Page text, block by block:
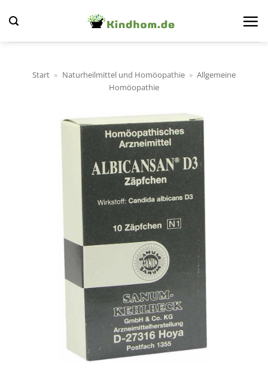
Inhalt
springen
Start » Naturheilmittel und Homöopathie » Allgemeine
Homöopathie